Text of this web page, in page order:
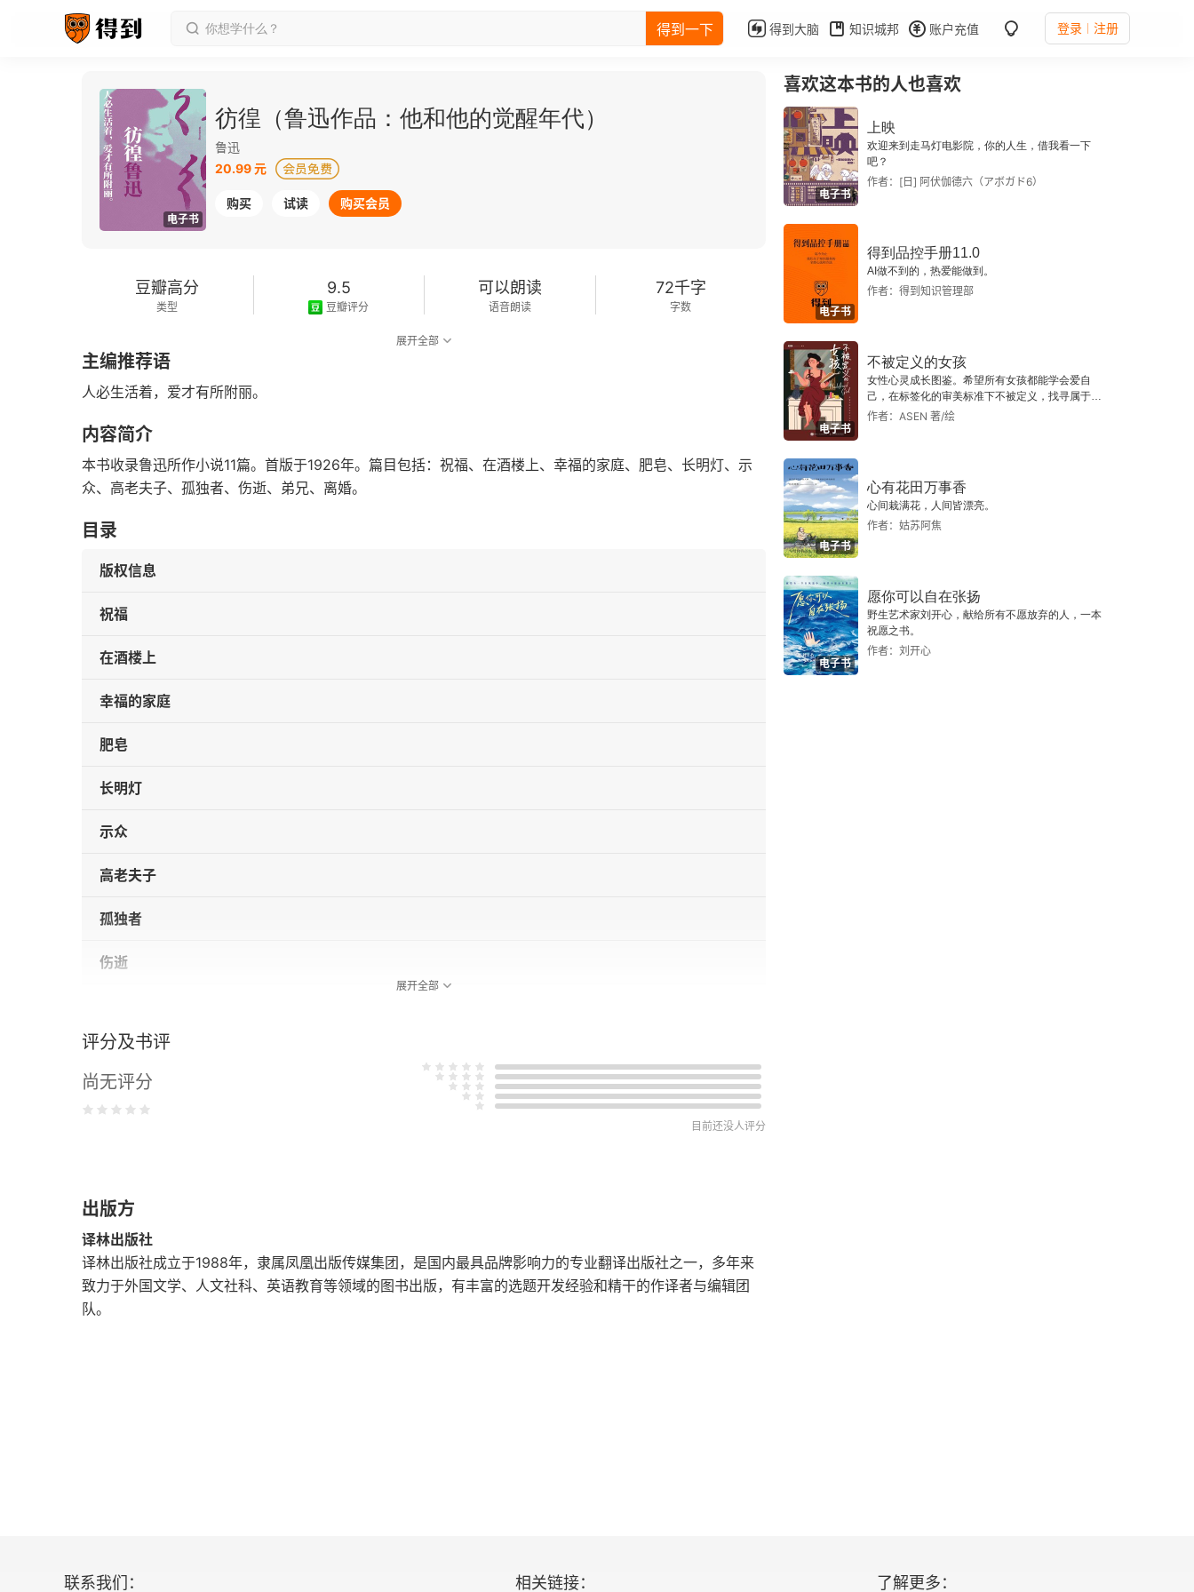
得到一下 得到大脑 知识城邦 账户充值 登录 注册
电子书
彷徨（鲁迅作品：他和他的觉醒年代）
鲁迅
20.99 元
购买 试读 购买会员
豆瓣高分
类型
9.5
豆瓣评分
可以朗读
语音朗读
72千字
字数
发行日期
展开全部
主编推荐语
人必生活着，爱才有所附丽。
内容简介
本书收录鲁迅所作小说11篇。首版于1926年。篇目包括：祝福、在酒楼上、幸福的家庭、肥皂、长明灯、示
众、高老夫子、孤独者、伤逝、弟兄、离婚。
目录
版权信息
祝福
在酒楼上
幸福的家庭
肥皂
长明灯
示众
高老夫子
孤独者
伤逝
离婚
展开全部
评分及书评
尚无评分
目前还没人评分
出版方
译林出版社
译林出版社成立于1988年，隶属凤凰出版传媒集团，是国内最具品牌影响力的专业翻译出版社之一，多年来
致力于外国文学、人文社科、英语教育等领域的图书出版，有丰富的选题开发经验和精干的作译者与编辑团
队。
喜欢这本书的人也喜欢
电子书
上映
欢迎来到走马灯电影院，你的人生，借我看一下
吧？
作者：[日] 阿伏伽德六（アボガド6）
电子书
得到品控手册11.0
AI做不到的，热爱能做到。
作者：得到知识管理部
电子书
不被定义的女孩
女性心灵成长图鉴。希望所有女孩都能学会爱自
己，在标签化的审美标准下不被定义，找寻属于自
己的生活态度与生活方式。
作者：ASEN 著/绘
电子书
心有花田万事香
心间栽满花，人间皆漂亮。
作者：姑苏阿焦
电子书
愿你可以自在张扬
野生艺术家刘开心，献给所有不愿放弃的人，一本
祝愿之书。
作者：刘开心
联系我们： 相关链接： 了解更多：